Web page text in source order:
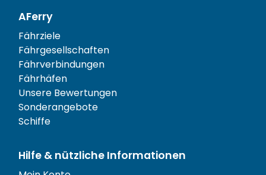
AFerry
Fährziele
Fährgesellschaften
Fährverbindungen
Fährhäfen
Unsere Bewertungen
Sonderangebote
Schiffe
Hilfe & nützliche Informationen